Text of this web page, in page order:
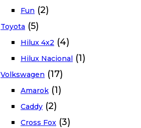
Fun (2)
Toyota (5)
Hilux 4x2 (4)
Hilux Nacional (1)
Volkswagen (17)
Amarok (1)
Caddy (2)
Cross Fox (3)